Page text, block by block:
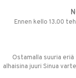
Ennen kello 13.00
Ostamalla suuria
alhaisina juuri Sinua